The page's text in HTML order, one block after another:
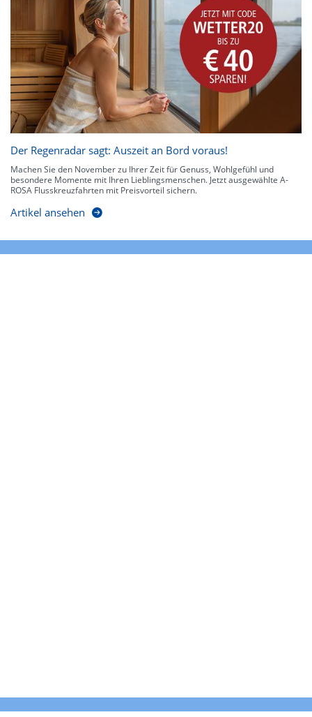
Der Regenradar sagt: Auszeit an Bord voraus!
Machen Sie den November zu Ihrer Zeit für Genuss, Wohlgefühl und
besondere Momente mit Ihren Lieblingsmenschen. Jetzt ausgewählte A-
ROSA Flusskreuzfahrten mit Preisvorteil sichern.
Artikel ansehen